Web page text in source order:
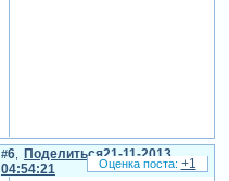
Поделиться
6
21-11-2013
04:54:21
+1